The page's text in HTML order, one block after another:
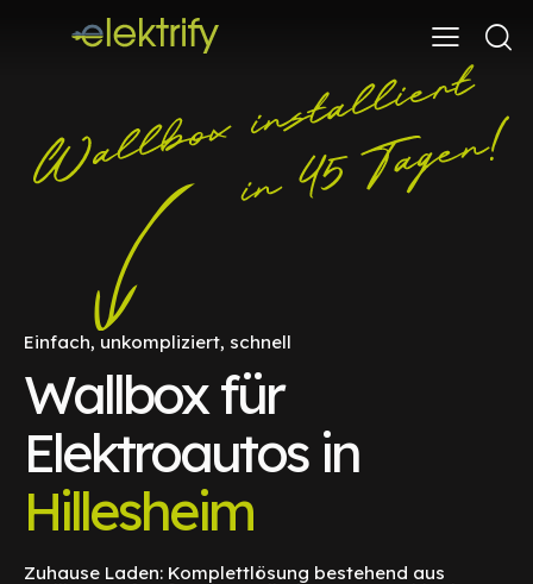
Einfach, unkompliziert, schnell
Wallbox für
Elektroautos in
Hillesheim
Zuhause Laden: Komplettlösung bestehend aus